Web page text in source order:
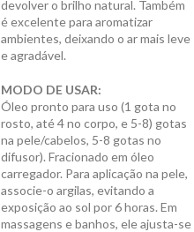
devolver o brilho natural. Também
é excelente para aromatizar
ambientes, deixando o ar mais leve
e agradável.
MODO DE USAR:
Óleo pronto para uso (1 gota no
rosto, até 4 no corpo, e 5-8) gotas
na pele/cabelos, 5-8 gotas no
difusor). Fracionado em óleo
carregador. Para aplicação na pele,
associe-o argilas, evitando a
exposição ao sol por 6 horas. Em
massagens e banhos, ele ajusta-se